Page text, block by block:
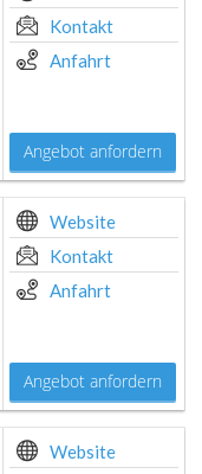
Kontakt
Anfahrt
Angebot anfordern
Website
Kontakt
Anfahrt
Angebot anfordern
Website